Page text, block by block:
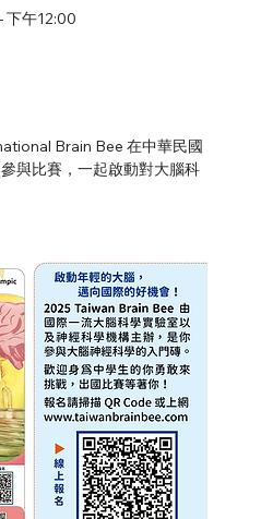
下午12:00
Brain Bee 在中華民國
與比賽，一起啟動對大腦科